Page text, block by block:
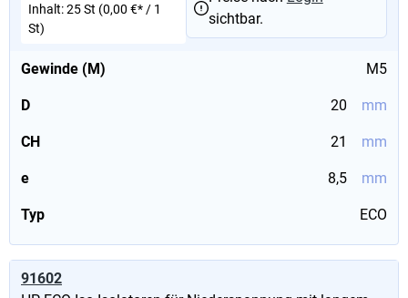
Gewinde (M) M5
D 20 mm
CH 21 mm
e 8,5 mm
Typ ECO
Inhalt:25 St (0,00 €* / 1
St)
sichtbar.
91602